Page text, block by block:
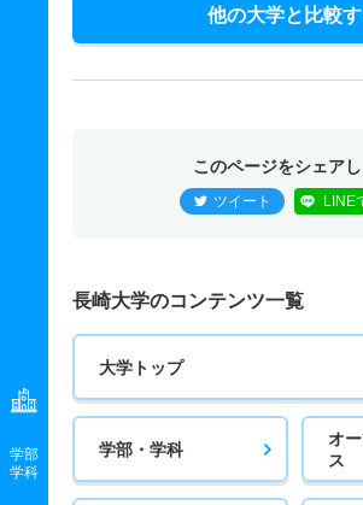
学部
学科
他の大学と比較
このページをシェアし
ツイート LINE
長崎大学のコンテンツ一覧
大学トップ
学部・学科
オ
ス